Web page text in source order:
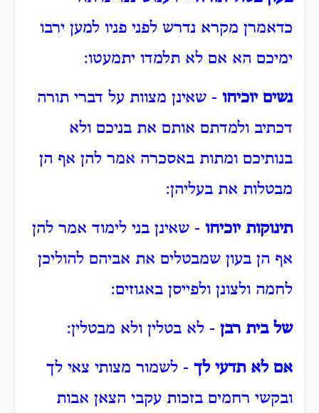
כדאמרן מקרא נדרש לפני פניו למען ירבו
ימיכם הא אם לא תלמדו יתמעטו:
נשים יוכיחו - שאינן מצוות על דברי תורה
דכתיב ולמדתם אותם את בניכם ולא
בנותיכם ומתות באסכרה אמר להן אף הן
מבטלות את בעליהן:
תינוקות יוכיחו - שאינן בני לימוד אמר להן
אף הן בעון שמבטלים את אביהם להוליכן
לחמה ולצונן ולפייסן באגוזים:
של בית רבן - לא בטלין ולא מבטלין:
אם לא תדעי לך - לשמור מצותי צאי לך
ובקשי רחמים בזכות עקבי הצאן אבות